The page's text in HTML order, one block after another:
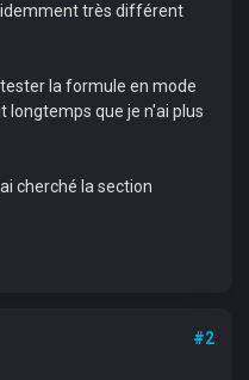
très différent
la formule en mode
longtemps que je n'ai plus
cherché la section
#2